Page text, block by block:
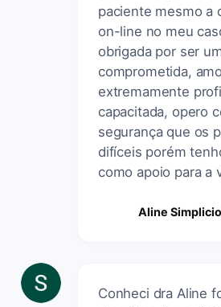
paciente mesmo a
on-line no meu
obrigada por ser
comprometida,
extremamente
capacitada, opero
segurança que os
difíceis porém
como apoio para
Aline
Conheci dra Aline